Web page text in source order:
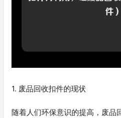
1. 废品回收扣件的现状
随着人们环保意识的提高，废品